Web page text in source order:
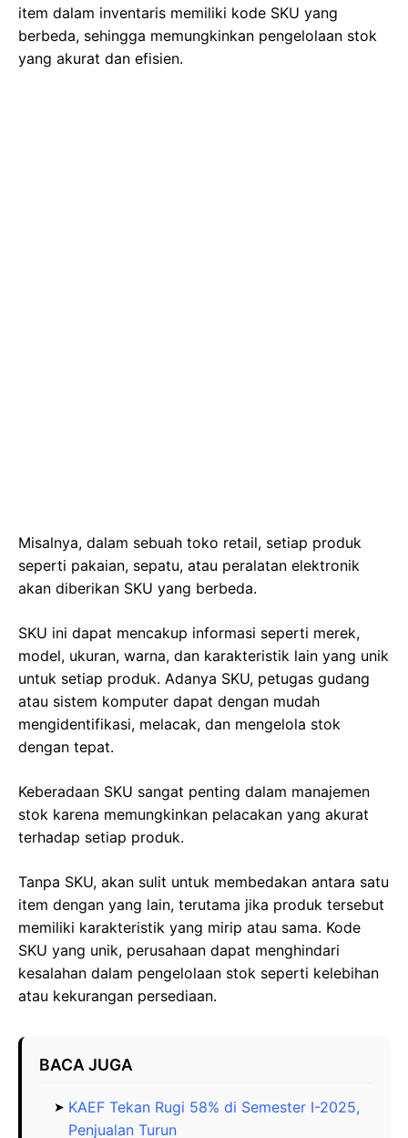
item dalam inventaris memiliki kode SKU yang
berbeda, sehingga memungkinkan pengelolaan stok
yang akurat dan efisien.
Misalnya, dalam sebuah toko retail, setiap produk
seperti pakaian, sepatu, atau peralatan elektronik
akan diberikan SKU yang berbeda.
SKU ini dapat mencakup informasi seperti merek,
model, ukuran, warna, dan karakteristik lain yang unik
untuk setiap produk. Adanya SKU, petugas gudang
atau sistem komputer dapat dengan mudah
mengidentifikasi, melacak, dan mengelola stok
dengan tepat.
Keberadaan SKU sangat penting dalam manajemen
stok karena memungkinkan pelacakan yang akurat
terhadap setiap produk.
Tanpa SKU, akan sulit untuk membedakan antara satu
item dengan yang lain, terutama jika produk tersebut
memiliki karakteristik yang mirip atau sama. Kode
SKU yang unik, perusahaan dapat menghindari
kesalahan dalam pengelolaan stok seperti kelebihan
atau kekurangan persediaan.
BACA JUGA
KAEF Tekan Rugi 58% di Semester I-2025,
Penjualan Turun